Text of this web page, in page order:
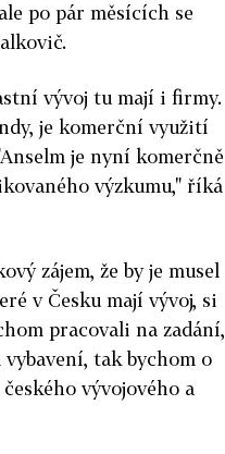
po pár měsících se
vývoj tu mají i firmy.
je komerční využití
je nyní komerčně
výzkumu," říká
zájem, že by je musel
v Česku mají vývoj, si
pracovali na zadání,
tak bychom o
vývojového a